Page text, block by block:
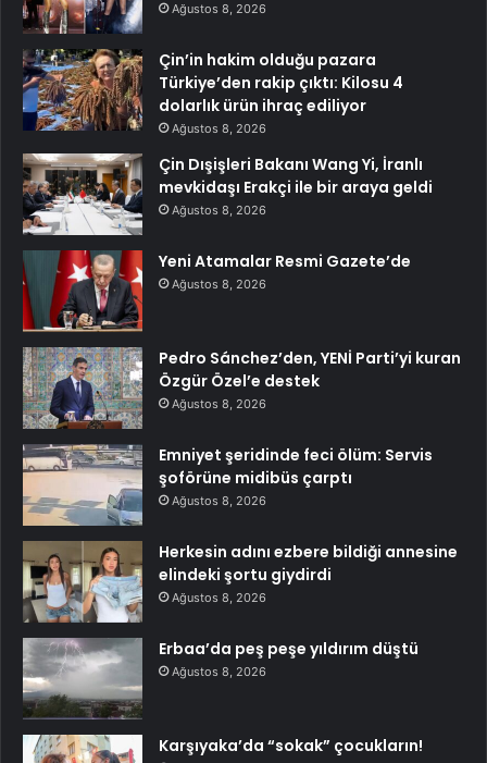
Ağustos 8, 2026
Çin’in hakim olduğu pazara
Türkiye’den rakip çıktı: Kilosu 4
dolarlık ürün ihraç ediliyor
Ağustos 8, 2026
Çin Dışişleri Bakanı Wang Yi, İranlı
mevkidaşı Erakçi ile bir araya geldi
Ağustos 8, 2026
Yeni Atamalar Resmi Gazete’de
Ağustos 8, 2026
Pedro Sánchez’den, YENİ Parti’yi kuran
Özgür Özel’e destek
Ağustos 8, 2026
Emniyet şeridinde feci ölüm: Servis
şoförüne midibüs çarptı
Ağustos 8, 2026
Herkesin adını ezbere bildiği annesine
elindeki şortu giydirdi
Ağustos 8, 2026
Erbaa’da peş peşe yıldırım düştü
Ağustos 8, 2026
Karşıyaka’da “sokak” çocukların!